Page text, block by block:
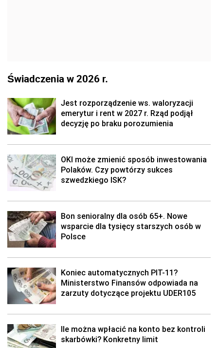
Świadczenia w 2026 r.
Jest rozporządzenie ws. waloryzacji
emerytur i rent w 2027 r. Rząd podjął
decyzję po braku porozumienia
OKI może zmienić sposób inwestowania
Polaków. Czy powtórzy sukces
szwedzkiego ISK?
Bon senioralny dla osób 65+. Nowe
wsparcie dla tysięcy starszych osób w
Polsce
Koniec automatycznych PIT-11?
Ministerstwo Finansów odpowiada na
zarzuty dotyczące projektu UDER105
Ile można wpłacić na konto bez kontroli
skarbówki? Konkretny limit